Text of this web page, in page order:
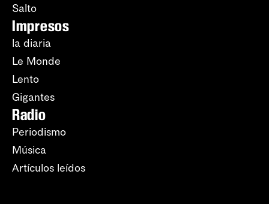
Salto
Impresos
la diaria
Le Monde
Lento
Gigantes
Radio
Periodismo
Música
Artículos leídos